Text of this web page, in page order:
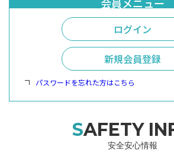
ログイン
新規会員登録
パスワードを忘れた方はこちら
SAFETY
安全安心情報